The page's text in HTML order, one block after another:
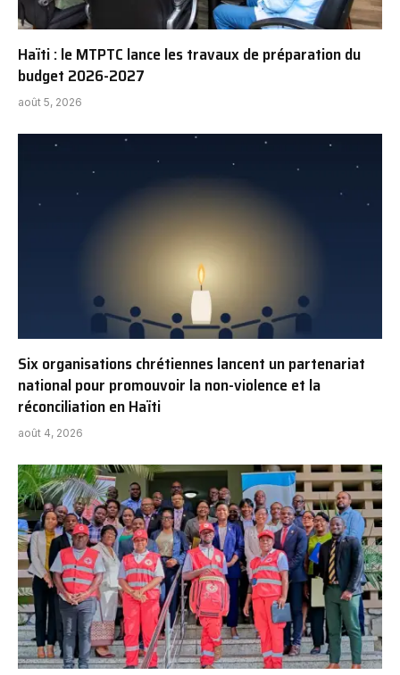
Haïti : le MTPTC lance les travaux de préparation du
budget 2026-2027
août 5, 2026
Six organisations chrétiennes lancent un partenariat
national pour promouvoir la non-violence et la
réconciliation en Haïti
août 4, 2026